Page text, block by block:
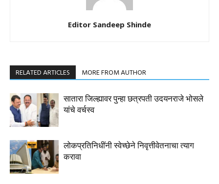
Editor Sandeep Shinde
RELATED ARTICLES MORE FROM AUTHOR
सातारा जिल्ह्यावर पुन्हा छत्रपती उदयनराजे भोसले
यांचे वर्चस्व
लोकप्रतिनिधींनी स्वेच्छेने निवृत्तीवेतनाचा त्याग
करावा